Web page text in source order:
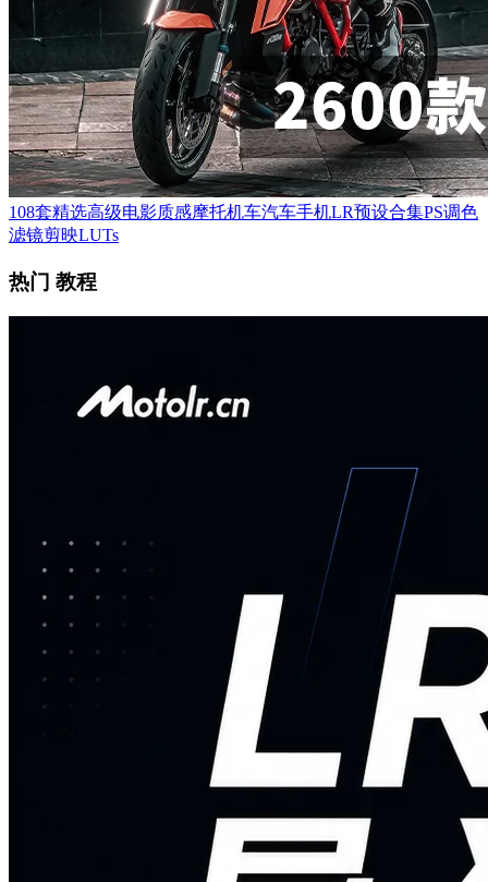
108套精选高级电影质感摩托机车汽车手机LR预设合集PS调色
滤镜剪映LUTs
热门 教程